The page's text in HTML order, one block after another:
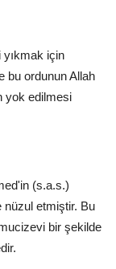
yıkmak için
bu ordunun Allah
yok edilmesi
(s.a.s.)
nüzul etmiştir. Bu
bir şekilde